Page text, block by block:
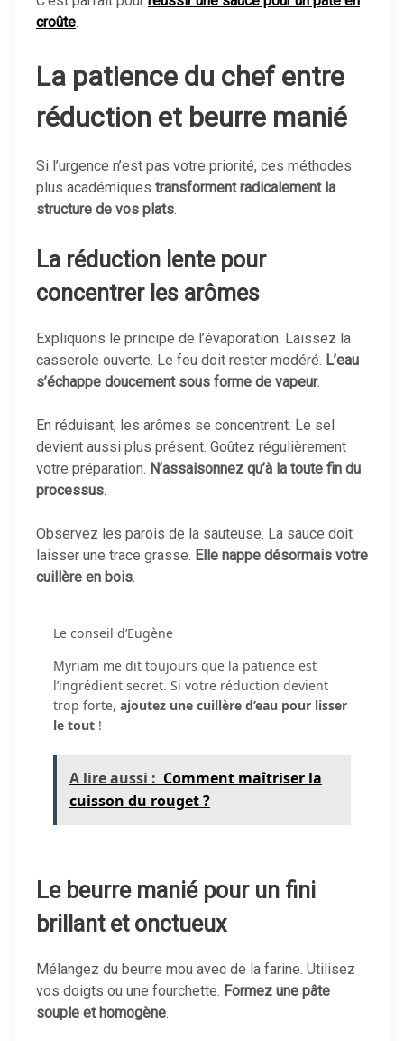
croûte.
La patience du chef entre
réduction et beurre manié
Si l’urgence n’est pas votre priorité, ces méthodes
plus académiques transforment radicalement la
structure de vos plats.
La réduction lente pour
concentrer les arômes
Expliquons le principe de l’évaporation. Laissez la
casserole ouverte. Le feu doit rester modéré. L’eau
s’échappe doucement sous forme de vapeur.
En réduisant, les arômes se concentrent. Le sel
devient aussi plus présent. Goûtez régulièrement
votre préparation. N’assaisonnez qu’à la toute fin du
processus.
Observez les parois de la sauteuse. La sauce doit
laisser une trace grasse. Elle nappe désormais votre
cuillère en bois.
Le conseil d’Eugène
Myriam me dit toujours que la patience est
l’ingrédient secret. Si votre réduction devient
trop forte, ajoutez une cuillère d’eau pour lisser
le tout!
A lire aussi : Comment maîtriser la
cuisson du rouget ?
Le beurre manié pour un fini
brillant et onctueux
Mélangez du beurre mou avec de la farine. Utilisez
vos doigts ou une fourchette. Formez une pâte
souple et homogène.